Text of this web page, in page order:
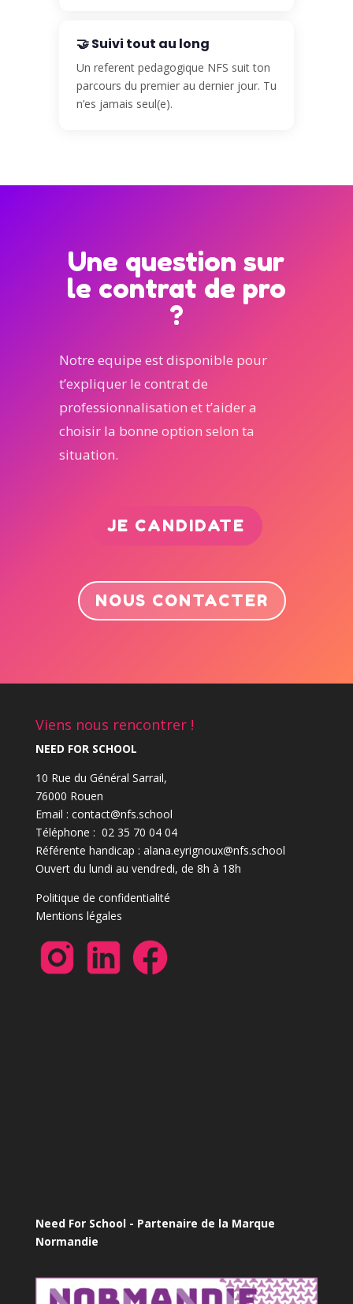
🤝 Suivi tout au long
Un referent pedagogique NFS suit ton
parcours du premier au dernier jour. Tu
n’es jamais seul(e).
Une question sur
le contrat de pro
?
Notre equipe est disponible pour
t’expliquer le contrat de
professionnalisation et t’aider a
choisir la bonne option selon ta
situation.
JE CANDIDATE
NOUS CONTACTER
Viens nous rencontrer !
NEED FOR SCHOOL
10 Rue du Général Sarrail,
76000 Rouen
Email : contact@nfs.school
Téléphone : 02 35 70 04 04
Référente handicap : alana.eyrignoux@nfs.school
Ouvert du lundi au vendredi, de 8h à 18h
Politique de confidentialité
Mentions légales
Need For School - Partenaire de la Marque
Normandie